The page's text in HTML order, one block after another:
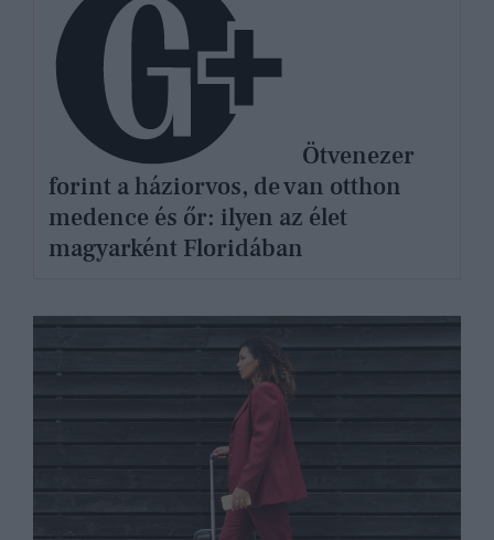
Ötvenezer
forint a háziorvos, de van otthon
medence és őr: ilyen az élet
magyarként Floridában